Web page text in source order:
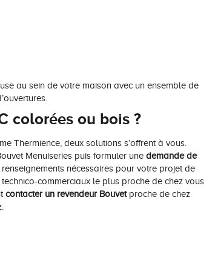
au sein de votre maison avec un ensemble de
colorées ou bois ?
Thermience, deux solutions s’offrent à vous.
Menuiseries puis formuler une demande de
nécessaires pour votre projet de
commerciaux le plus proche de chez vous
contacter un revendeur Bouvetproche de chez